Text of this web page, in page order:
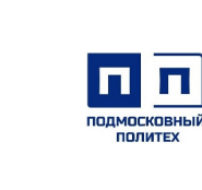
содержимому